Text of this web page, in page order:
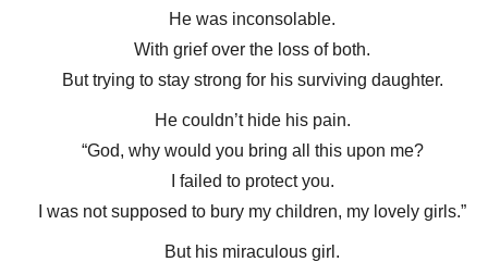
He was inconsolable.
With grief over the loss of both.
But trying to stay strong for his surviving daughter.
He couldn’t hide his pain.
“God, why would you bring all this upon me?
I failed to protect you.
I was not supposed to bury my children, my lovely girls.”
But his miraculous girl.